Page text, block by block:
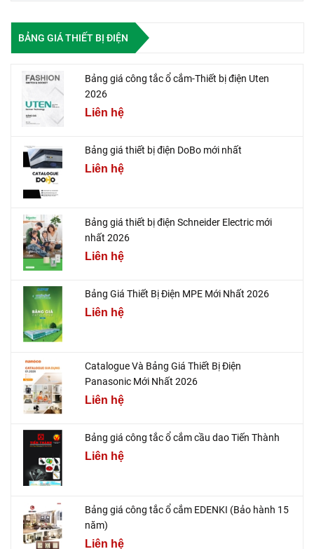
BẢNG GIÁ THIẾT BỊ ĐIỆN
Bảng giá công tắc ổ cắm-Thiết bị điện Uten
2026
Liên hệ
Bảng giá thiết bị điện DoBo mới nhất
Liên hệ
Bảng giá thiết bị điện Schneider Electric mới
nhất 2026
Liên hệ
Bảng Giá Thiết Bị Điện MPE Mới Nhất 2026
Liên hệ
Catalogue Và Bảng Giá Thiết Bị Điện
Panasonic Mới Nhất 2026
Liên hệ
Bảng giá công tắc ổ cắm cầu dao Tiến Thành
Liên hệ
Bảng giá công tắc ổ cắm EDENKI (Bảo hành 15
năm)
Liên hệ